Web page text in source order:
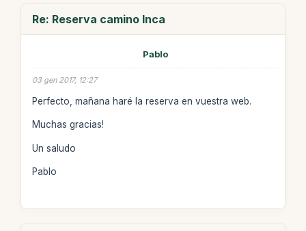
Re: Reserva camino Inca
Pablo
03 gen 2017, 12:27
Perfecto, mañana haré la reserva en vuestra web.
Muchas gracias!
Un saludo
Pablo